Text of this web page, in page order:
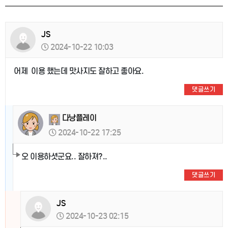
JS
2024-10-22 10:03
어제 이용 했는데 맛사지도 잘하고 좋아요.
댓글쓰기
다낭플레이
2024-10-22 17:25
오 이용하셧군요.. 잘하져?..
댓글쓰기
JS
2024-10-23 02:15